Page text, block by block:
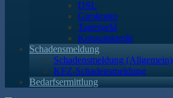
DSL
Girokonto
Tagesgeld
Konsumkredit
Schadensmeldung
Schadensmeldung (Allgemein)
KFZ-Schadensmeldung
Bedarfsermittlung